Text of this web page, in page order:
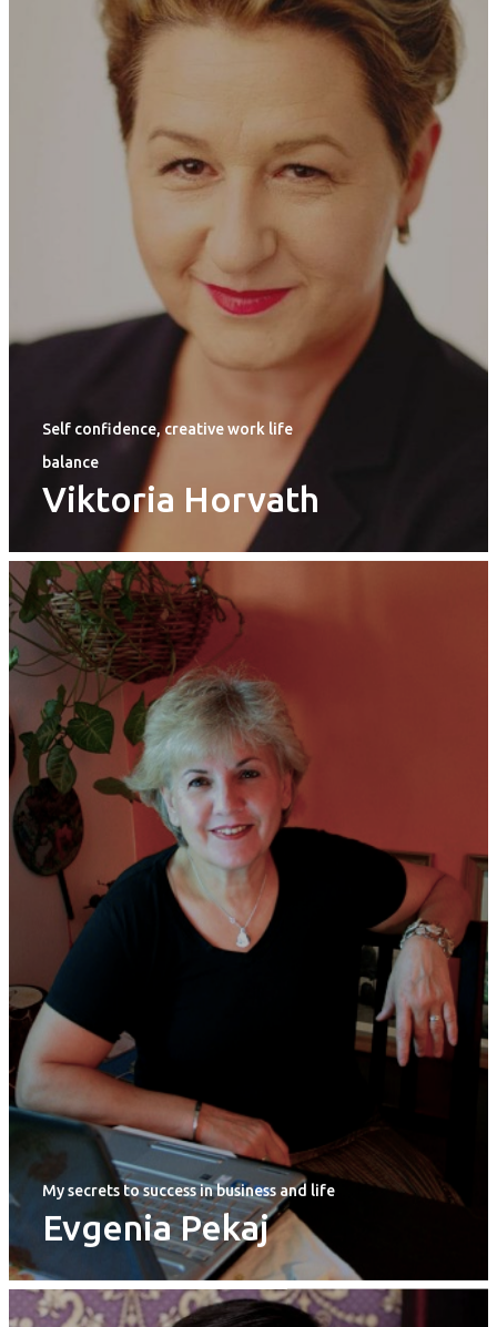
Self confidence, creative work life
balance
Viktoria Horvath
My secrets to success in business and life
Evgenia Pekaj